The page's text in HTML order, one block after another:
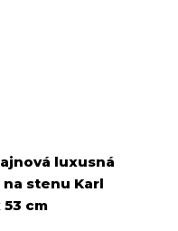
luxusná
stenu Karl
cm